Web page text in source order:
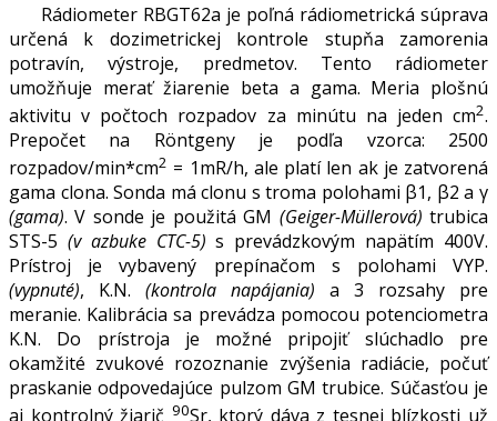
Rádiometer RBGT62a je poľná rádiometrická súprava
určená k dozimetrickej kontrole stupňa zamorenia
potravín, výstroje, predmetov. Tento rádiometer
umožňuje merať žiarenie beta a gama. Meria plošnú
aktivitu v počtoch rozpadov za minútu na jeden cm2.
Prepočet na Röntgeny je podľa vzorca: 2500
rozpadov/min*cm2 = 1mR/h, ale platí len ak je zatvorená
gama clona. Sonda má clonu s troma polohami β1, β2 a γ
(gama). V sonde je použitá GM (Geiger-Müllerová) trubica
STS-5 (v azbuke CTC-5) s prevádzkovým napätím 400V.
Prístroj je vybavený prepínačom s polohami VYP.
(vypnuté), K.N. (kontrola napájania) a 3 rozsahy pre
meranie. Kalibrácia sa prevádza pomocou potenciometra
K.N. Do prístroja je možné pripojiť slúchadlo pre
okamžité zvukové rozoznanie zvýšenia radiácie, počuť
praskanie odpovedajúce pulzom GM trubice. Súčasťou je
aj kontrolný žiarič 90Sr, ktorý dáva z tesnej blízkosti už